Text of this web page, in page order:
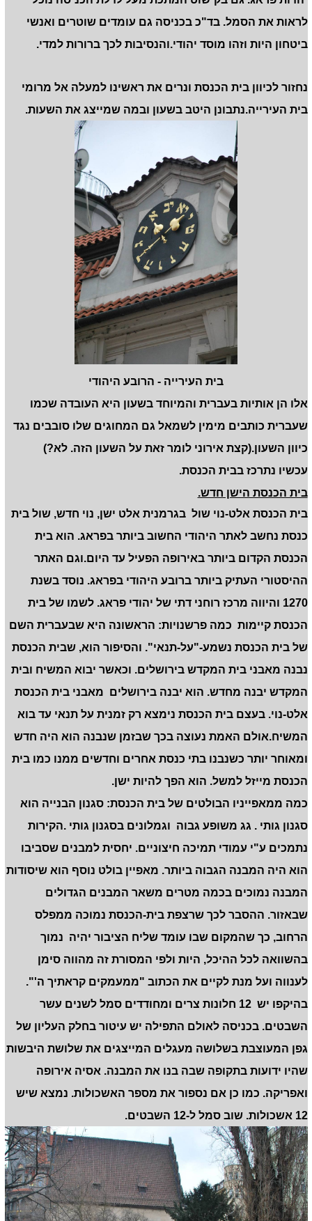
לראות את הסמל. בד"כ בכניסה גם עומדים שוטרים ואנשי
ביטחון היות וזהו מוסד יהודי.והנסיבות לכך ברורות למדי.
נחזור לכיוון בית הכנסת ונרים את ראשינו למעלה אל מרומי
בית העירייה.נתבונן היטב בשעון ובמה שמייצג את השעות.
בית העירייה - הרובע היהודי
אלו הן אותיות בעברית והמיוחד בשעון היא העובדה שכמו
שעברית כותבים מימין לשמאל גם המחוגים שלו סובבים נגד
כיוון השעון.(קצת אירוני לומר זאת על השעון הזה. לא?)
עכשיו נתרכז בבית הכנסת.
בית הכנסת הישן חדש.
בית הכנסת אלט-נוי שול בגרמנית אלט ישן, נוי חדש, שול בית
כנסת נחשב לאתר היהודי החשוב ביותר בפראג. הוא בית
הכנסת הקדום ביותר באירופה הפעיל עד היום.וגם האתר
ההיסטורי העתיק ביותר ברובע היהודי בפראג. נוסד בשנת
1270 והיווה מרכז רוחני דתי של יהודי פראג. לשמו של בית
הכנסת קיימות כמה פרשנויות: הראשונה היא שבעברית השם
של בית הכנסת נשמע-"על-תנאי". והסיפור הוא, שבית הכנסת
נבנה מאבני בית המקדש בירושלים. וכאשר יבוא המשיח ובית
המקדש יבנה מחדש. הוא יבנה בירושלים מאבני בית הכנסת
אלט-נוי. בעצם בית הכנסת נימצא רק זמנית על תנאי עד בוא
המשיח.אולם האמת נעוצה בכך שבזמן שנבנה הוא היה חדש
ומאוחר יותר כשנבנו בתי כנסת אחרים וחדשים ממנו כמו בית
הכנסת מייזל למשל. הוא הפך להיות ישן.
כמה ממאפייניו הבולטים של בית הכנסת: סגנון הבנייה הוא
סגנון גותי . גג משופע גבוה וגמלונים בסגנון גותי .הקירות
נתמכים ע"י עמודי תמיכה חיצוניים. יחסית למבנים שסביבו
הוא היה המבנה הגבוה ביותר. מאפיין בולט נוסף הוא שיסודות
המבנה נמוכים בכמה מטרים משאר המבנים הגדולים
שבאזור. ההסבר לכך שרצפת בית-הכנסת נמוכה ממפלס
הרחוב, כך שהמקום שבו עומד שליח הציבור יהיה נמוך
בהשוואה לכל ההיכל, היות ולפי המסורת זה מהווה סימן
לענווה ועל מנת לקיים את הכתוב "ממעמקים קראתיך ה'".
בהיקפו יש 12 חלונות צרים ומחודדים סמל לשנים עשר
השבטים. בכניסה לאולם התפילה יש עיטור בחלק העליון של
גפן המעוצבת בשלושה מעגלים המייצגים את שלושת היבשות
שהיו ידועות בתקופה שבה בנו את המבנה. אסיה אירופה
ואפריקה. כמו כן אם נספור את מספר האשכולות. נמצא שיש
12 אשכולות. שוב סמל ל-12 השבטים.